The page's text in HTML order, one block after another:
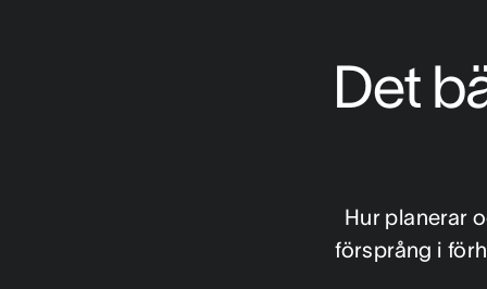
Det
Hur planerar
försprång i